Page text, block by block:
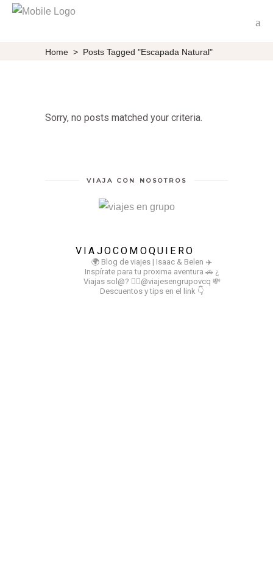
Home > Posts Tagged "Escapada Natural"
Sorry, no posts matched your criteria.
VIAJA CON NOSOTROS
VIAJOCOMOQUIERO
🌍 Blog de viajes | Isaac & Belen ✈️
Inspírate para tu proxima aventura 🚗 ¿
Viajas sol@? 👉🏻@viajesengrupovcq 💸
Descuentos y tips en el link 👇